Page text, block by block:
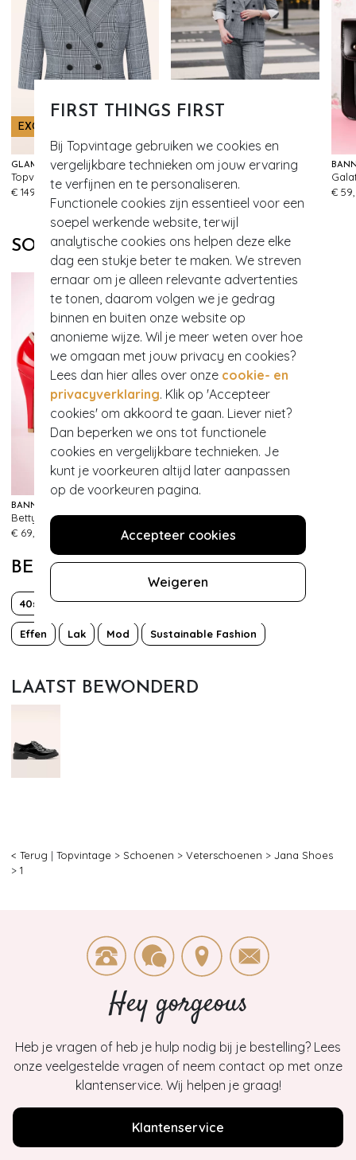
FIRST THINGS FIRST
Bij Topvintage gebruiken we cookies en
vergelijkbare technieken om jouw ervaring
te verfijnen en te personaliseren.
Functionele cookies zijn essentieel voor een
soepel werkende website, terwijl
analytische cookies ons helpen deze elke
dag een stukje beter te maken. We streven
ernaar om je alleen relevante advertenties
te tonen, daarom volgen we je gedrag
binnen en buiten onze website op
anonieme wijze. Wil je meer weten over hoe
we omgaan met jouw privacy en cookies?
Lees dan hier alles over onze cookie- en
privacyverklaring. Klik op 'Accepteer
cookies' om akkoord te gaan. Liever niet?
Dan beperken we ons tot functionele
cookies en vergelijkbare technieken. Je
kunt je voorkeuren altijd later aanpassen
op de voorkeuren pagina.
Accepteer cookies
Weigeren
EXCLUSIEF
GLAMOUR BUNNY BUSINESS BABE
€ 149,95
88
GLAMOUR BUNNY BUSINESS BABE
€ 89,95
€
SOORTGELIJKE PRODUCTEN
BANNED RETRO
Betty Pumps in rood
€ 69,95
Mary Jane pumps in zwart en beige roze
€ 75,95
999+
BEKIJK MEER VAN
40s 50s 60s Brogue Classy chic
Effen Lak Mod Sustainable Fashion
LAATST BEWONDERD
< Terug | Topvintage > Schoenen > Veterschoenen > Jana Shoes
> 1
Hey gorgeous
Heb je vragen of heb je hulp nodig bij je bestelling? Lees
onze veelgestelde vragen of neem contact op met onze
klantenservice. Wij helpen je graag!
Klantenservice